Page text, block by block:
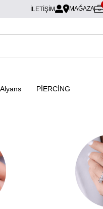
İLETİŞİM MAĞAZA
Alyans PİERCİNG